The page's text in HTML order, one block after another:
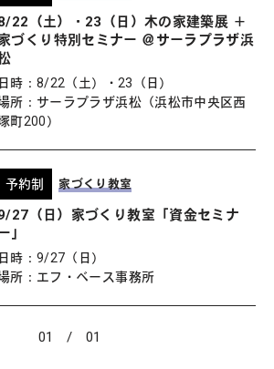
22（土）・23（日）木の家建築展 ＋
づくり特別セミナー ＠サーラプラザ浜
日時：8/22（土）・23（日）
所：サーラプラザ浜松（浜松市中央区西
町200）
予約制 家づくり教室
27（日）家づくり教室「資金セミナ
」
日時：9/27（日）
所：エフ・ベース事務所
1 / 1